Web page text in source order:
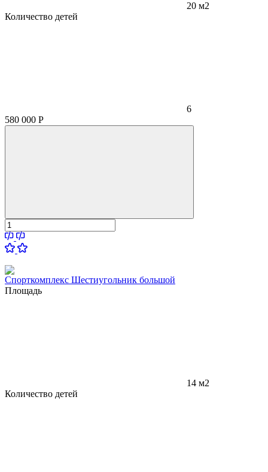
20 м2
Количество детей
6
580 000 Р
Спорткомплекс Шестиугольник большой
Площадь
14 м2
Количество детей